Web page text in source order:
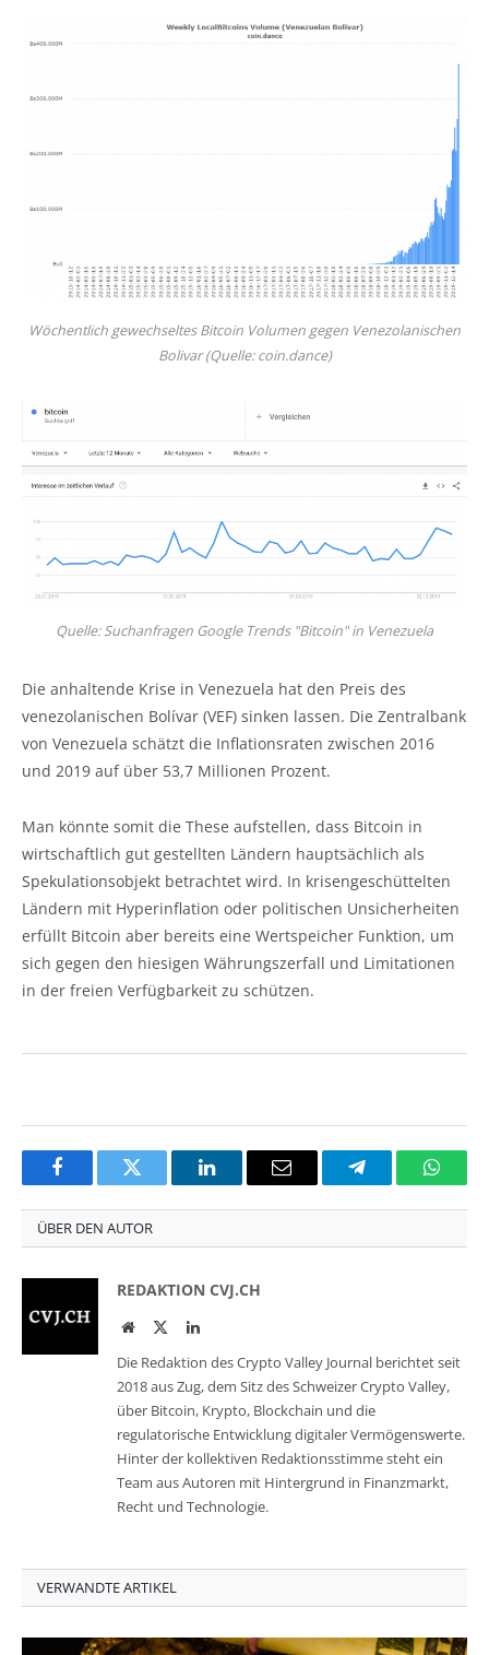
Wöchentlich gewechseltes Bitcoin Volumen gegen Venezolanischen
Bolivar (Quelle: coin.dance)
Quelle: Suchanfragen Google Trends "Bitcoin" in Venezuela
Die anhaltende Krise in Venezuela hat den Preis des
venezolanischen Bolívar (VEF) sinken lassen. Die Zentralbank
von Venezuela schätzt die Inflationsraten zwischen 2016
und 2019 auf über 53,7 Millionen Prozent.
Man könnte somit die These aufstellen, dass Bitcoin in
wirtschaftlich gut gestellten Ländern hauptsächlich als
Spekulationsobjekt betrachtet wird. In krisengeschüttelten
Ländern mit Hyperinflation oder politischen Unsicherheiten
erfüllt Bitcoin aber bereits eine Wertspeicher Funktion, um
sich gegen den hiesigen Währungszerfall und Limitationen
in der freien Verfügbarkeit zu schützen.
FacebookTwitter LinkedInEmail Telegram
ÜBER DEN AUTOR
REDAKTION CVJ.CH
WebsiteTwitterLinkedIn
Die Redaktion des Crypto Valley Journal berichtet seit
2018 aus Zug, dem Sitz des Schweizer Crypto Valley,
über Bitcoin, Krypto, Blockchain und die
regulatorische Entwicklung digitaler Vermögenswerte.
Hinter der kollektiven Redaktionsstimme steht ein
Team aus Autoren mit Hintergrund in Finanzmarkt,
Recht und Technologie.
VERWANDTE ARTIKEL